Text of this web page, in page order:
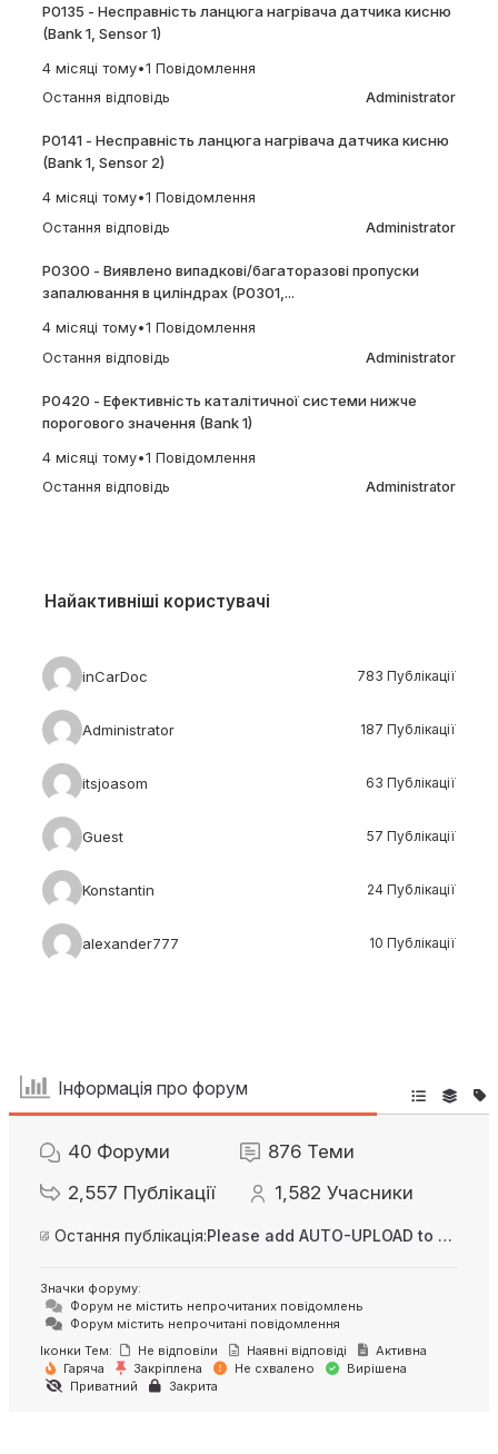
P0135 - Несправність ланцюга нагрівача датчика кисню
(Bank 1, Sensor 1)
4 місяці тому•1 Повідомлення
Остання відповідь
Administrator
P0141 - Несправність ланцюга нагрівача датчика кисню
(Bank 1, Sensor 2)
4 місяці тому•1 Повідомлення
Остання відповідь
Administrator
P0300 - Виявлено випадкові/багаторазові пропуски
запалювання в циліндрах (P0301,...
4 місяці тому•1 Повідомлення
Остання відповідь
Administrator
P0420 - Ефективність каталітичної системи нижче
порогового значення (Bank 1)
4 місяці тому•1 Повідомлення
Остання відповідь
Administrator
Найактивніші користувачі
inCarDoc 783 Публікації
Administrator 187 Публікації
itsjoasom 63 Публікації
Guest 57 Публікації
Konstantin 24 Публікації
alexander777 10 Публікації
Інформація про форум
40 Форуми 876 Теми
2,557 Публікації 1,582 Учасники
Остання публікація: Please add AUTO-UPLOAD to server option + 2FA/MFA
Значки форуму:
Форум не містить непрочитаних повідомлень
Форум містить непрочитані повідомлення
Іконки Тем:
Не відповіли Наявні відповіді
Активна
Гаряча
Закріплена Не схвалено
Вирішена
Приватний
Закрита